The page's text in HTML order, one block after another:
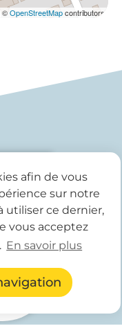
©OpenStreetMapcontributors
afin de vous
sur notre
utiliser ce dernier,
vous acceptez
En savoir plus